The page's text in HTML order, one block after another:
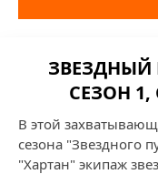
ЗВЕЗДНЫЙ
СЕЗОН 1,
В этой
сезона "Звездного
"Хартан" экипаж